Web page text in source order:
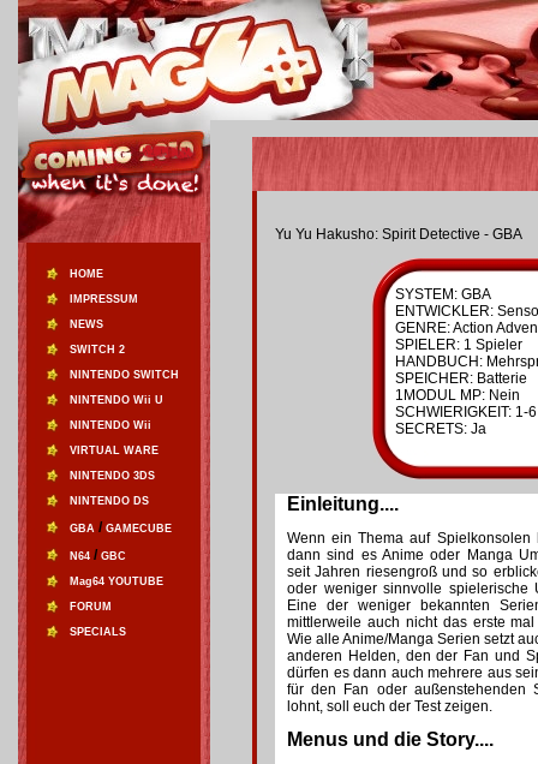
HOME
IMPRESSUM
NEWS
SWITCH 2
NINTENDO SWITCH
NINTENDO Wii U
NINTENDO Wii
VIRTUAL WARE
NINTENDO 3DS
NINTENDO DS
GBA / GAMECUBE
N64 / GBC
Mag64 YOUTUBE
FORUM
SPECIALS
Yu Yu Hakusho: Spirit Detective - GBA
SYSTEM: GBA
ENTWICKLER:
GENRE: Action
SPIELER: 1 Spieler
HANDBUCH:
SPEICHER: Batterie
1MODUL MP: Nein
SCHWIERIGKEIT: 1-6
SECRETS: Ja
Einleitung....
Wenn ein Thema auf Spielkonsolen
dann sind es Anime oder Manga
seit Jahren riesengroß und so
oder weniger sinnvolle spielerische
Eine der weniger bekannten
mittlerweile auch nicht das erste
Wie alle Anime/Manga Serien setzt
anderen Helden, den der Fan und
dürfen es dann auch mehrere aus
für den Fan oder außenstehenden
lohnt, soll euch der Test zeigen.
Menus und die Story....